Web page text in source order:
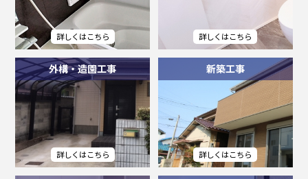
外構・造園工事 新築工事